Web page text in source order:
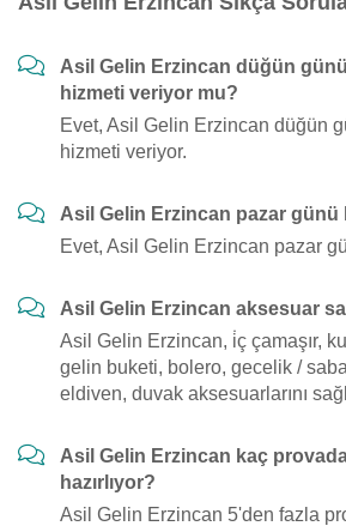
Asil Gelin Erzincan düğün
hizmeti veriyor mu?
Evet, Asil Gelin Erzincan düğün
hizmeti veriyor.
Asil Gelin Erzincan pazar
Evet, Asil Gelin Erzincan pazar
Asil Gelin Erzincan aksesuar
Asil Gelin Erzincan, i̇ç çamaşır,
gelin buketi, bolero, gecelik /
eldiven, duvak aksesuarlarını
Asil Gelin Erzincan kaç
hazırlıyor?
Asil Gelin Erzincan 5'den fazla